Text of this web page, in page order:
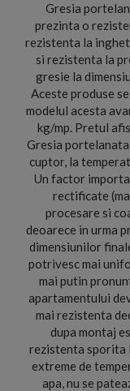
Gresia
prezinta o
rezistenta la
si rezistenta la
gresie la
Aceste produse
modelul acesta
kg/mp. Pretul
Gresia portelanata
cuptor, la
Un factor
rectificate
procesare si
deoarece in urma
dimensiunilor
potrivesc mai
mai putin
apartamentului
mai rezistenta
dupa montaj
rezistenta sporita
extreme de
apa, nu se